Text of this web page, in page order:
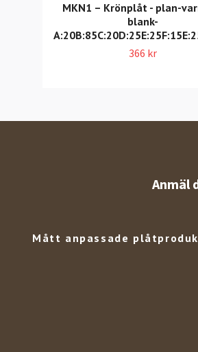
MKN1 – Krönplåt - plan-
blank-
366 kr
Anmäl
Mått anpassade